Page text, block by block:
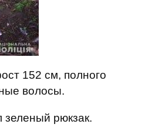
152 см, полного
волосы.
рюкзак.